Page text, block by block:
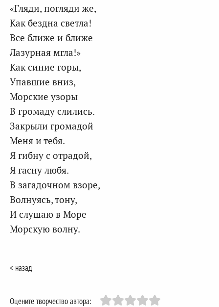
«Гляди, погляди же,
Как бездна светла!
Все ближе и ближе
Лазурная мгла!»
Как синие горы,
Упавшие вниз,
Морские узоры
В громаду слились.
Закрыли громадой
Меня и тебя.
Я гибну с отрадой,
Я гасну любя.
В загадочном взоре,
Волнуясь, тону,
И слушаю в Море
Морскую волну.
< назад
Оцените творчество автора: